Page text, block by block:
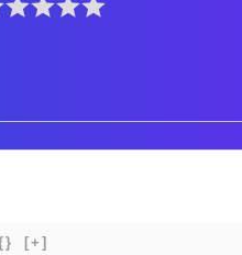
[+]